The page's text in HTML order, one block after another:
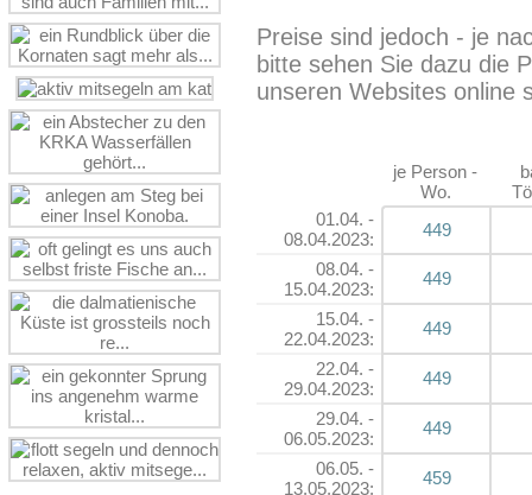
Preise sind jedoch - je
bitte sehen Sie dazu die
unseren Websites online
je Person -
Wo.
01.04. -
08.04.2023:
449
08.04. -
15.04.2023:
449
15.04. -
22.04.2023:
449
22.04. -
29.04.2023:
449
29.04. -
06.05.2023:
449
06.05. -
13.05.2023:
459